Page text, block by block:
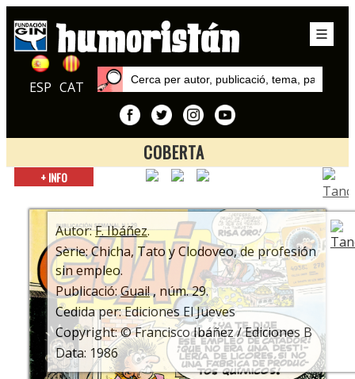
ESP CAT
COBERTA
Inici
Guai!
+ INFO
Autor:F. Ibáñez.
Sèrie: Chicha, Tato y Clodoveo, de profesión
sin empleo.
Publicació:Guai!, núm. 29.
Cedida per: Ediciones El Jueves
Copyright: © Francisco Ibáñez / Ediciones B
Data: 1986